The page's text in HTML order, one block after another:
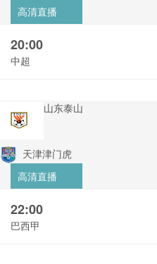
高清直播
20:00
中超
山东泰山
天津津门虎
高清直播
22:00
巴西甲